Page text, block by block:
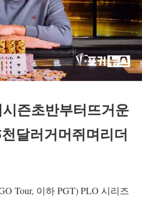
즌초반부터뜨거운
달러거머쥐며리더
Tour, 이하 PGT) PLO 시리즈